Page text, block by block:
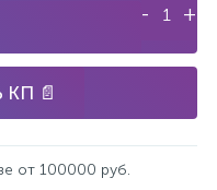
- +
📄
от 100000 руб.